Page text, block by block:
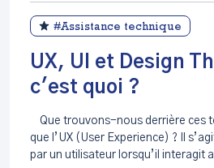
#Assistance technique
UX, UI et Design
c'est quoi ?
Que trouvons-nous derrière ces
que l’UX (User Experience) ? Il
par un utilisateur lorsqu’il interagit